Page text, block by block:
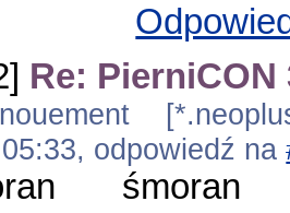
Re:
odpowiedź na
śmoran